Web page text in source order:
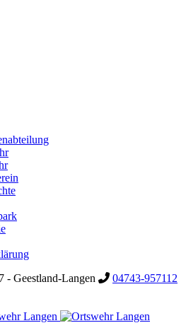
- Geestland-Langen
04743-957112